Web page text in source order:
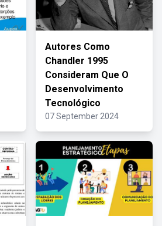
Autores Como
Chandler 1995
Consideram Que O
Desenvolvimento
Tecnológico
07 September 2024